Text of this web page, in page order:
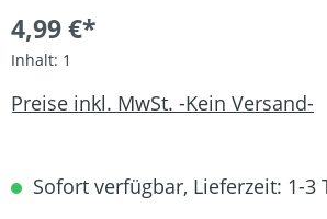
4,99 €*
Inhalt: 1
Preise inkl. MwSt. -Kein Versand-
Sofort verfügbar, Lieferzeit: 1-3